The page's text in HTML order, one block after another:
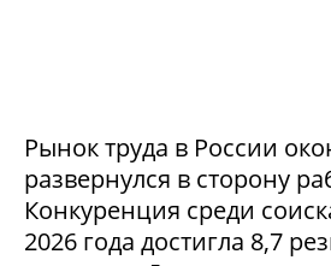
Рынок труда в России
развернулся в сторону
Конкуренция среди
2026 года достигла 8,7